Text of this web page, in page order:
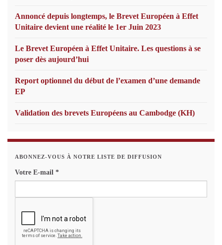
Annoncé depuis longtemps, le Brevet Européen à Effet
Unitaire devient une réalité le 1er Juin 2023
Le Brevet Européen à Effet Unitaire. Les questions à se
poser dès aujourd’hui
Report optionnel du début de l’examen d’une demande
EP
Validation des brevets Européens au Cambodge (KH)
ABONNEZ-VOUS À NOTRE LISTE DE DIFFUSION
Votre E-mail *